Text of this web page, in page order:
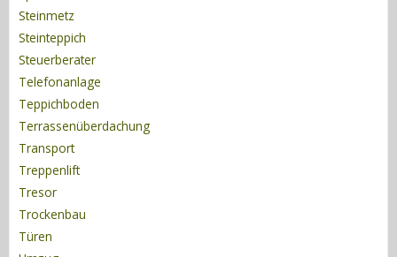
Steinmetz
Steinteppich
Steuerberater
Telefonanlage
Teppichboden
Terrassenüberdachung
Transport
Treppenlift
Tresor
Trockenbau
Türen